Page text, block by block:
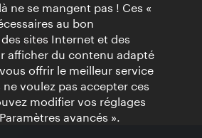
vie privée
ne se mangent pas ! Ces «
au bon
sites Internet et des
afficher du contenu adapté
offrir le meilleur service
voulez pas accepter ces
modifier vos réglages
avancés ».